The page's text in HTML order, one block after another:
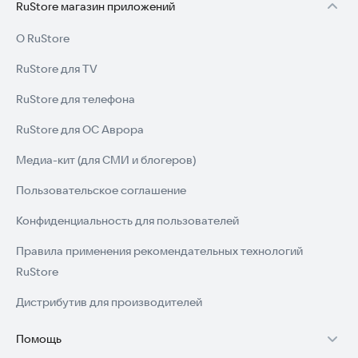
RuStore магазин приложений
О RuStore
RuStore для TV
RuStore для телефона
RuStore для ОС Аврора
Медиа-кит (для СМИ и блогеров)
Пользовательское соглашение
Конфиденциальность для пользователей
Правила применения рекомендательных технологий
RuStore
Дистрибутив для производителей
Помощь